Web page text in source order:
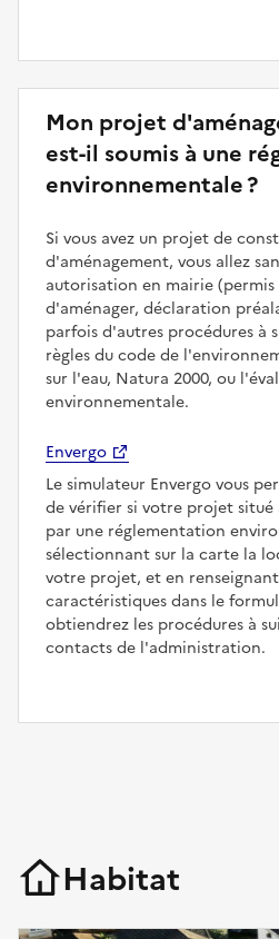
Mon projet
est-il soumis à une
environnementale ?
Si vous avez un projet de
d'aménagement, vous allez
autorisation en mairie
d'aménager, déclaration
parfois d'autres procédures à
règles du code de
sur l'eau, Natura 2000, ou
environnementale.
Envergo
Le simulateur Envergo vous
de vérifier si votre projet situé
par une réglementation
sélectionnant sur la carte la
votre projet, et en
caractéristiques dans le
obtiendrez les procédures à
contacts de l'administration.
Habitat